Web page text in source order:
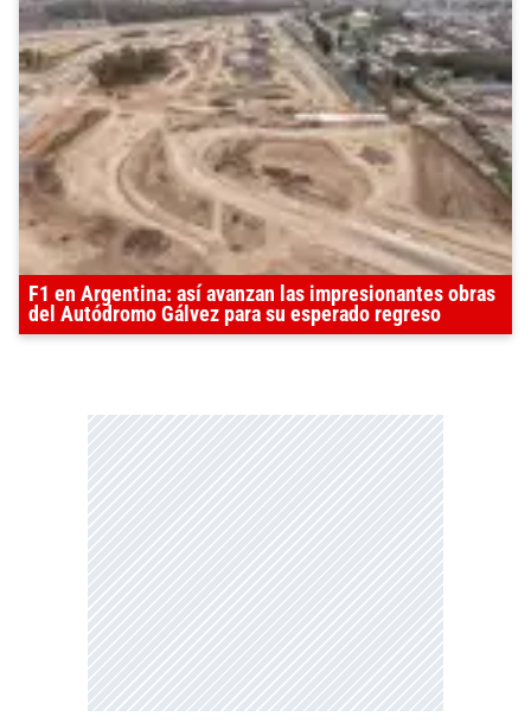
F1 en Argentina: así avanzan las impresionantes obras
del Autódromo Gálvez para su esperado regreso